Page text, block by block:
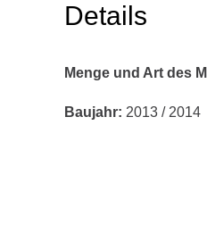
Details
Menge und Art des
Baujahr: 2013 / 2014